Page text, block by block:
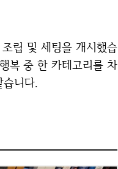
복 중 한 카테고리를 차
니다.